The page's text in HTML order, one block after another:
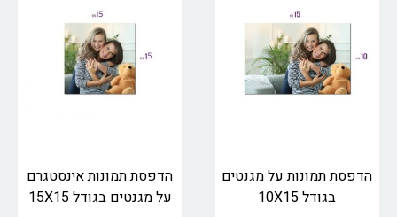
הדפסת תמונות על מגנטים
בגודל 10X15
הדפסת תמונות אינסטגרם
על מגנטים בגודל 15X15